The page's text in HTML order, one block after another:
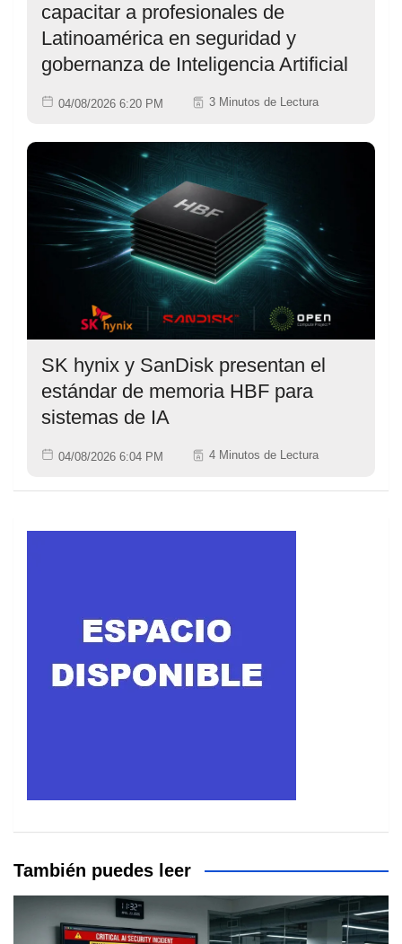
capacitar a profesionales de
Latinoamérica en seguridad y
gobernanza de Inteligencia Artificial
04/08/2026 6:20 PM 3 Minutos de Lectura
SK hynix y SanDisk presentan el
estándar de memoria HBF para
sistemas de IA
04/08/2026 6:04 PM 4 Minutos de Lectura
También puedes leer